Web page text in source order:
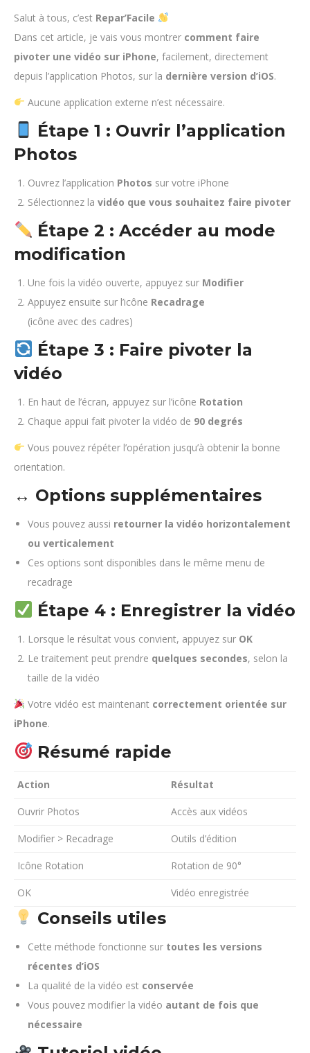
Salut à tous, c’est Repar’Facile
Dans cet article, je vais vous montrer comment faire
pivoter une vidéo sur iPhone, facilement, directement
depuis l’application Photos, sur la dernière version d’iOS.
Aucune application externe n’est nécessaire.
Étape 1 : Ouvrir l’application
Photos
Ouvrez l’application Photos sur votre iPhone
Sélectionnez la vidéo que vous souhaitez faire pivoter
Étape 2 : Accéder au mode
modification
Une fois la vidéo ouverte, appuyez sur Modifier
Appuyez ensuite sur l’icône Recadrage
(icône avec des cadres)
Étape 3 : Faire pivoter la
vidéo
En haut de l’écran, appuyez sur l’icône Rotation
Chaque appui fait pivoter la vidéo de 90 degrés
Vous pouvez répéter l’opération jusqu’à obtenir la bonne
orientation.
↔️ Options supplémentaires
Vous pouvez aussi retourner la vidéo horizontalement
ou verticalement
Ces options sont disponibles dans le même menu de
recadrage
Étape 4 : Enregistrer la vidéo
Lorsque le résultat vous convient, appuyez sur OK
Le traitement peut prendre quelques secondes, selon la
taille de la vidéo
Votre vidéo est maintenant correctement orientée sur
iPhone.
Résumé rapide
Action Résultat
Ouvrir Photos Accès aux vidéos
Modifier > Recadrage Outils d’édition
Icône Rotation Rotation de 90°
OK Vidéo enregistrée
Conseils utiles
Cette méthode fonctionne sur toutes les versions
récentes d’iOS
La qualité de la vidéo est conservée
Vous pouvez modifier la vidéo autant de fois que
nécessaire